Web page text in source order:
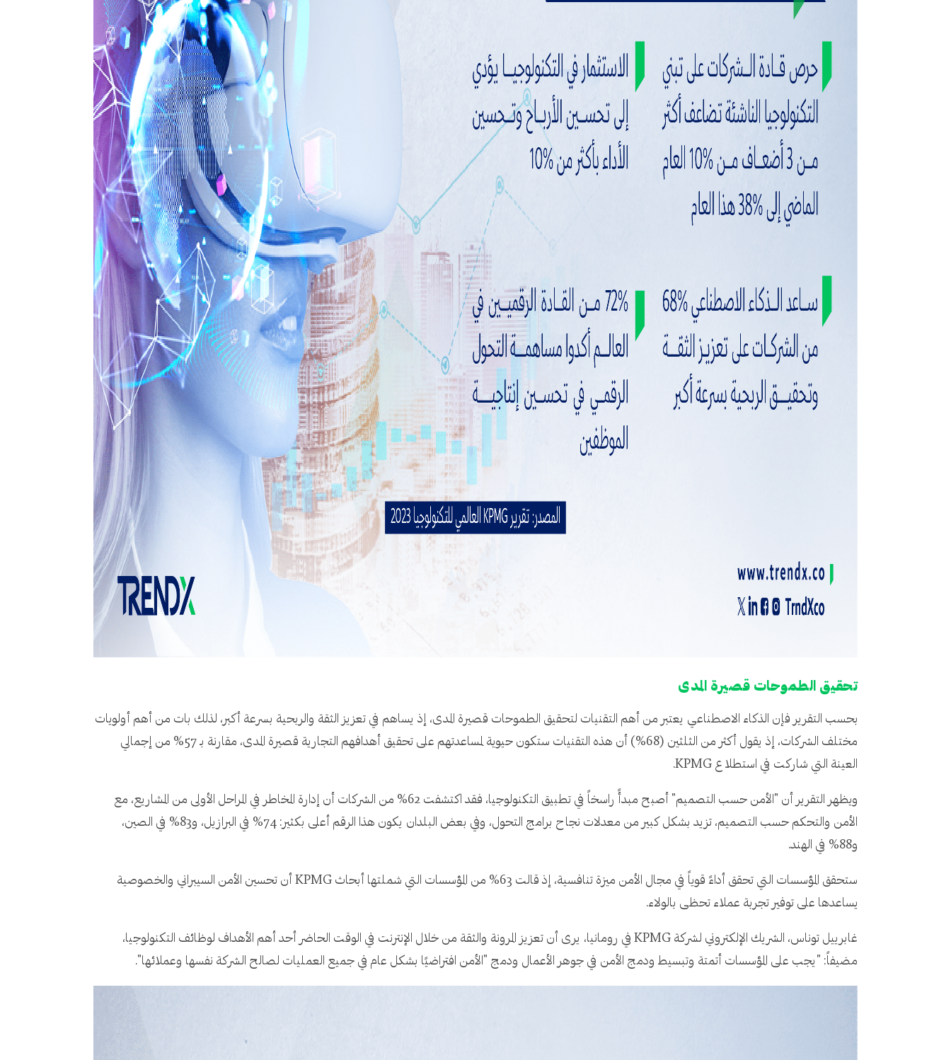
تحقيق الطموحات قصيرة المدى
بحسب التقرير فإن الذكاء الاصطناعي يعتبر من أهم التقنيات لتحقيق الطموحات قصيرة المدى، إذ يساهم في تعزيز الثقة والربحية بسرعة أكبر، لذلك بات من أهم أولويات
مختلف الشركات، إذ يقول أكثر من الثلثين (68%) أن هذه التقنيات ستكون حيوية لمساعدتهم على تحقيق أهدافهم التجارية قصيرة المدى، مقارنة بـ 57% من إجمالي
العينة التي شاركت في استطلاع KPMG.
ويظهر التقرير أن "الأمن حسب التصميم" أصبح مبدأً راسخاً في تطبيق التكنولوجيا، فقد اكتشفت 62% من الشركات أن إدارة المخاطر في المراحل الأولى من المشاريع، مع
الأمن والتحكم حسب التصميم، تزيد بشكل كبير من معدلات نجاح برامج التحول، وفي بعض البلدان يكون هذا الرقم أعلى بكثير: 74% في البرازيل، و83% في الصين،
و88% في الهند.
ستحقق المؤسسات التي تحقق أداءً قوياً في مجال الأمن ميزة تنافسية، إذ قالت 63% من المؤسسات التي شملتها أبحاث KPMG أن تحسين الأمن السيبراني والخصوصية
يساعدها على توفير تجربة عملاء تحظى بالولاء.
غابرييل توناس، الشريك الإلكتروني لشركة KPMG في رومانيا، يرى أن تعزيز المرونة والثقة من خلال الإنترنت في الوقت الحاضر أحد أهم الأهداف لوظائف التكنولوجيا،
مضيفاً: "يجب على المؤسسات أتمتة وتبسيط ودمج الأمن في جوهر الأعمال ودمج "الأمن افتراضيًا بشكل عام في جميع العمليات لصالح الشركة نفسها وعملائها".